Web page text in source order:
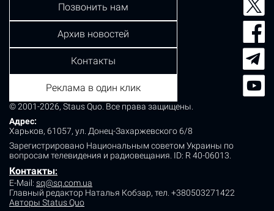
© 2001-2026, Staus Quo. Все права защищены.
Адрес:
Харьков, 61057, ул. Донец-Захаржевского 6/8
Зарегистрировано Национальным советом Украины по
вопросам телевидения и радиовещания. ID: R 40-06013.
Контакты:
E-Mail: sq@sq.com.ua
Главный редактор Наталья Кобзар, тел. +380503271422
Авторы Status Quo
Позвонить нам
Архив новостей
Контакты
Реклама в один клик